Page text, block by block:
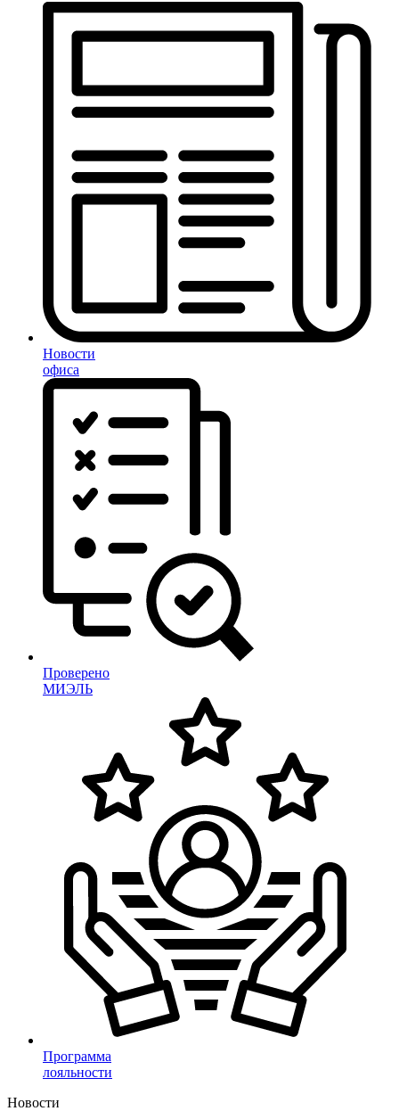
Новости
офиса
Проверено
МИЭЛЬ
Программа
лояльности
Новости